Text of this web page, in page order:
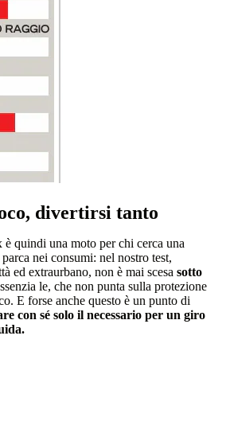
divertirsi tanto
quindi una moto per chi cerca una
nei consumi: nel nostro test,
ed extraurbano, non è mai scesa sotto
le, che non punta sulla protezione
E forse anche questo è un punto di
con sé solo il necessario per un giro